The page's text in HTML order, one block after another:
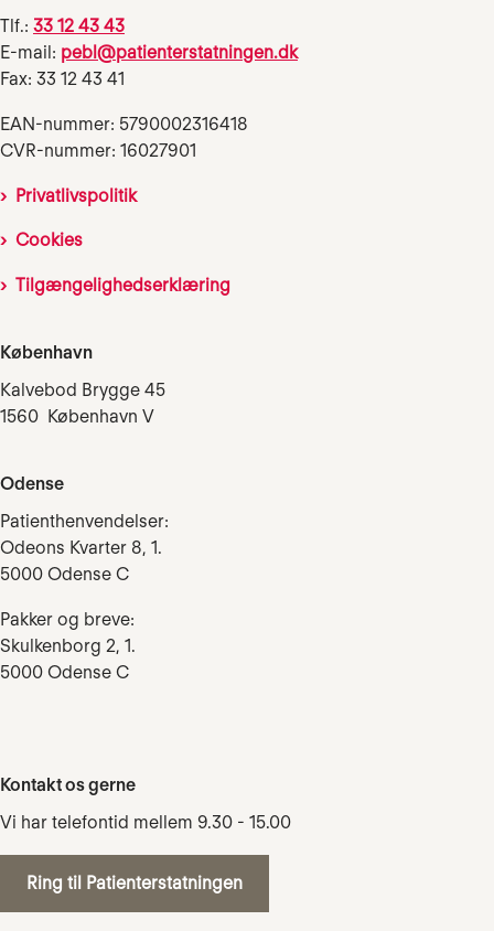
Tlf.: 33 12 43 43
E-mail: pebl@patienterstatningen.dk
Fax: 33 12 43 41
EAN-nummer: 5790002316418
CVR-nummer: 16027901
Privatlivspolitik
Cookies
Tilgængelighedserklæring
København
Kalvebod Brygge 45
1560 København V
Odense
Patienthenvendelser:
Odeons Kvarter 8, 1.
5000 Odense C
Pakker og breve:
Skulkenborg 2, 1.
5000 Odense C
Kontakt os gerne
Vi har telefontid mellem 9.30 - 15.00
Ring til Patienterstatningen